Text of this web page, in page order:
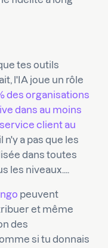
tes outils
l'IA joue un rôle
des organisations
dans au moins
client au
n'y a pas que les
dans toutes
les niveaux....
peuvent
et même
des
si tu donnais